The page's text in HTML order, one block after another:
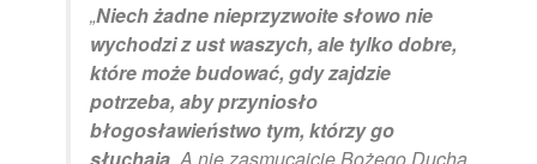
„Niech żadne nieprzyzwoite słowo nie
wychodzi z ust waszych, ale tylko dobre,
które może budować, gdy zajdzie
potrzeba, aby przyniosło
błogosławieństwo tym, którzy go